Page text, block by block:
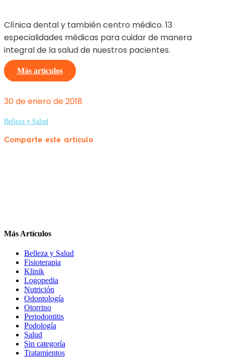
Clínica dental y también centro médico. 13
especialidades médicas para cuidar de manera
integral de la salud de nuestros pacientes.
Más artículos
30 de enero de 2018
Belleza y Salud
Comparte este artículo
Más Artículos
Belleza y Salud
Fisioterapia
Klinik
Logopedia
Nutrición
Odontología
Otorrino
Periodontitis
Podología
Salud
Sin categoría
Tratamientos